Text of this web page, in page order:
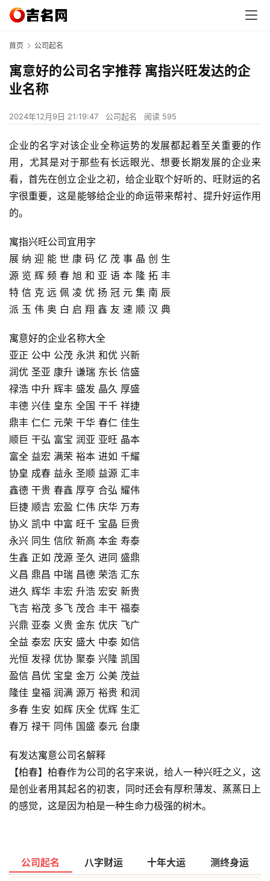
首页 公司起名
寓意好的公司名字推荐 寓指兴旺发达的企
业名称
2024年12月9日 21:19:47 公司起名 阅读 595
企业的名字对该企业全称运势的发展都起着至关重要的作
用，尤其是对于那些有长远眼光、想要长期发展的企业来
看，首先在创立企业之初，给企业取个好听的、旺财运的名
字很重要，这是能够给企业的命运带来帮衬、提升好运作用
的。
寓指兴旺公司宜用字
展 纳 迎 能 世 康 码 亿 茂 事 晶 创 生
源 览 辉 频 春 旭 和 亚 语 本 隆 拓 丰
特 信 克 远 佩 凌 优 扬 冠 元 集 南 辰
派 玉 伟 奥 白 启 翔 鑫 友 速 顺 汉 典
寓意好的企业名称大全
亚正 公中 公茂 永洪 和优 兴新
润优 圣亚 康升 谦瑞 东长 信盛
禄浩 中升 辉丰 盛发 晶久 厚盛
丰德 兴佳 皇东 全国 干千 祥捷
鼎丰 仁仁 元荣 干华 春仁 佳生
顺巨 干弘 富宝 润亚 亚旺 晶本
富全 益宏 满荣 裕本 进如 千耀
协皇 成春 益永 圣顺 益源 汇丰
鑫德 干贵 春鑫 厚亨 合弘 耀伟
巨捷 顺吉 宏盈 仁伟 庆华 万寿
协义 凯中 中富 旺千 宝晶 巨贵
永兴 同生 信欣 新高 本金 寿泰
生鑫 正如 茂源 圣久 进同 盛鼎
义昌 鼎昌 中瑞 昌德 荣浩 汇东
进久 辉华 丰宏 升浩 宏安 新贵
飞吉 裕茂 多飞 茂合 丰干 福泰
兴鼎 亚泰 义贵 金东 优庆 飞广
全益 泰宏 庆安 盛大 中泰 如信
光恒 发禄 优协 聚泰 兴隆 凯国
盈信 昌优 宝皇 金万 公美 茂益
隆佳 皇福 润满 源万 裕贵 和润
多春 生安 如辉 庆全 优辉 生汇
春万 禄干 同伟 国盛 泰元 台康
有发达寓意公司名解释
【柏春】柏春作为公司的名字来说，给人一种兴旺之义，这
是创业者用其起名的初衷，同时还会有厚积薄发、蒸蒸日上
的感觉，这是因为柏是一种生命力极强的树木。
公司起名 八字财运 十年大运 测终身运